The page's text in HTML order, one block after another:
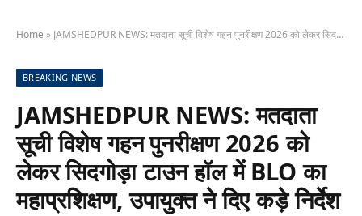
Home » JAMSHEDPUR NEWS: मतदाता सूची विशेष गहन पुनरीक्षण 2026 को लेकर सिदगोड़ा टाउन हॉल में BLO का महाप्रशिक्षण, उपायुक्त ने दिए कड़े निर्देश
BREAKING NEWS
JAMSHEDPUR NEWS: मतदाता
सूची विशेष गहन पुनरीक्षण 2026 को
लेकर सिदगोड़ा टाउन हॉल में BLO का
महाप्रशिक्षण, उपायुक्त ने दिए कड़े निर्देश